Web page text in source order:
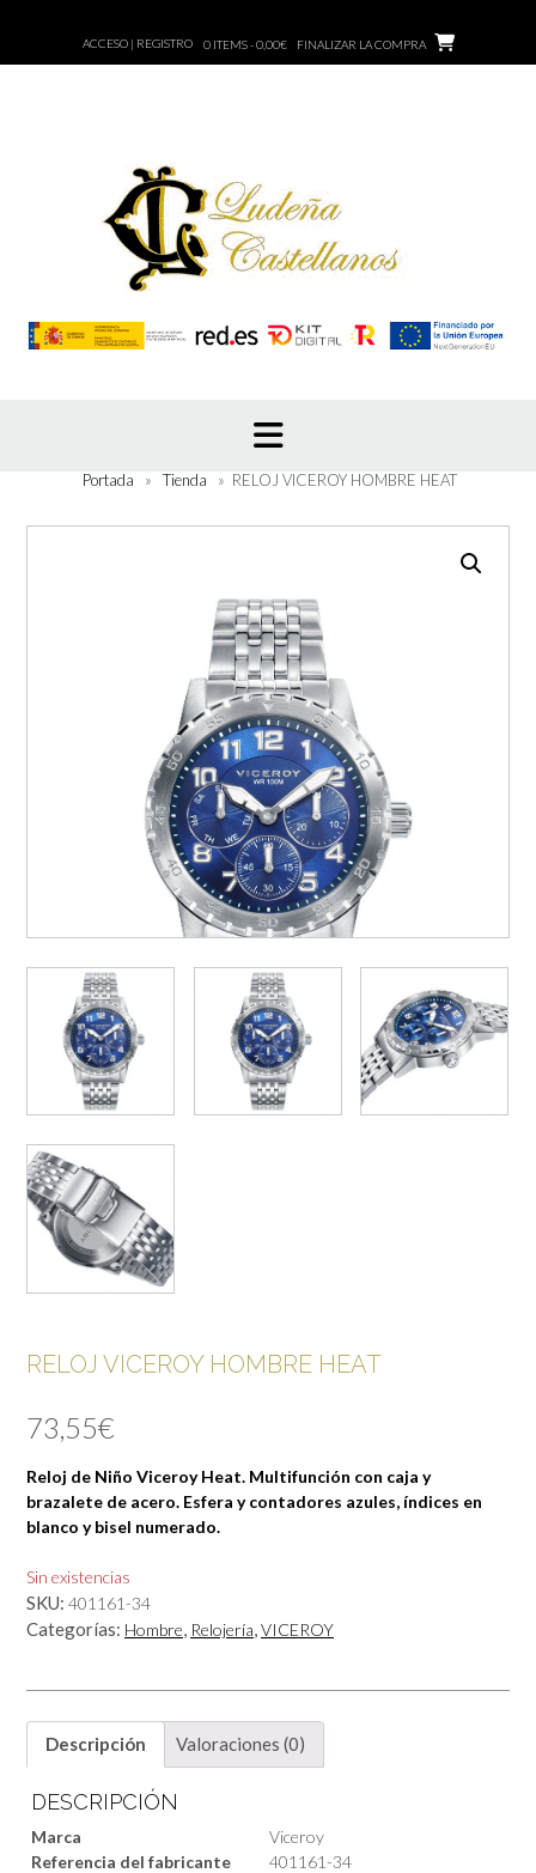
contenido
ACCESO | REGISTRO 0 ITEMS - 0,00€ FINALIZAR LA COMPRA
Portada » Tienda » RELOJ VICEROY HOMBRE HEAT
RELOJ VICEROY HOMBRE HEAT
73,55€
Reloj de Niño Viceroy Heat. Multifunción con caja y
brazalete de acero. Esfera y contadores azules, índices en
blanco y bisel numerado.
Sin existencias
SKU: 401161-34
Categorías: Hombre Relojería VICEROY
Descripción Valoraciones (0)
DESCRIPCIÓN
Marca
Viceroy
Referencia del fabricante
401161-34